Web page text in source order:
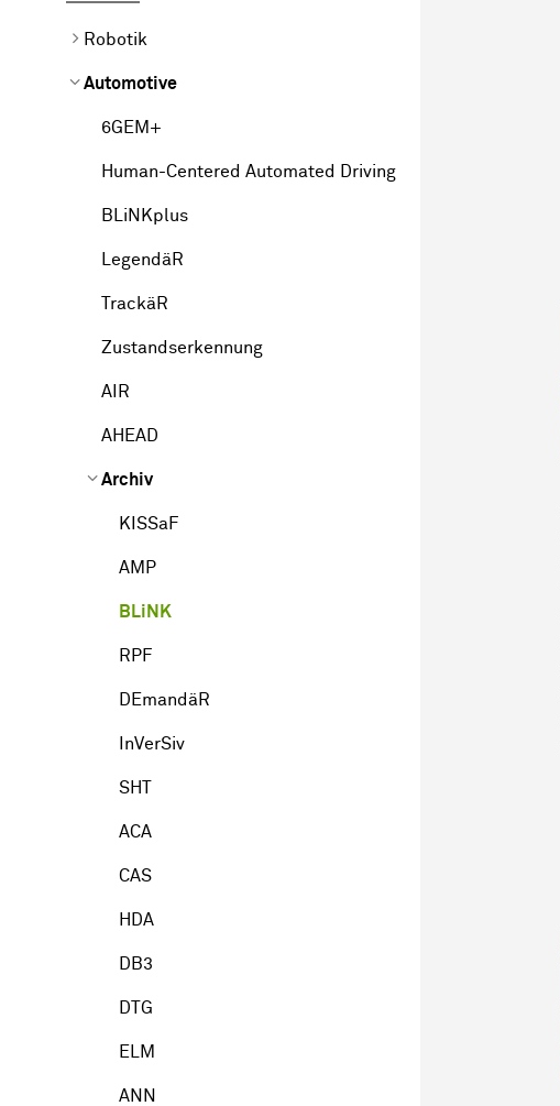
Robotik
Automotive
6GEM+
Human-Centered Automated Driving
BLiNKplus
LegendäR
TrackäR
Zustandserkennung
AIR
AHEAD
Archiv
KISSaF
AMP
BLiNK
RPF
DEmandäR
InVerSiv
SHT
ACA
CAS
HDA
DB3
DTG
ELM
ANN